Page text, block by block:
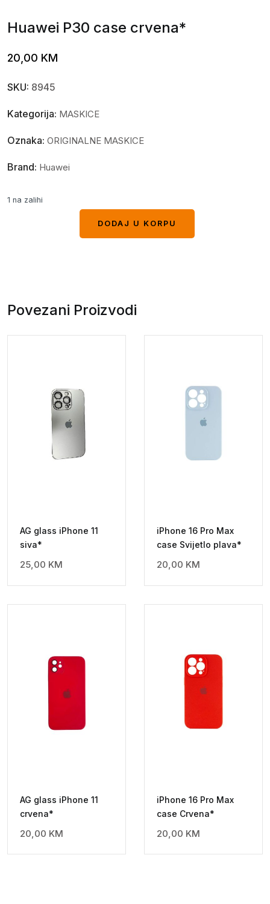
Huawei P30 case crvena*
20,00 KM
SKU: 8945
Kategorija: MASKICE
Oznaka: ORIGINALNE MASKICE
Brand: Huawei
1 na zalihi
DODAJ U KORPU
Povezani Proizvodi
AG glass iPhone 11
siva*
25,00 KM
iPhone 16 Pro Max
case Svijetlo plava*
20,00 KM
AG glass iPhone 11
crvena*
20,00 KM
iPhone 16 Pro Max
case Crvena*
20,00 KM